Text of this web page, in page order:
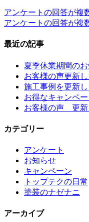
アンケートの回答が複
アンケートの回答が複
最近の記事
夏季休業期間の
お客様の声更新
施工事例を更新
お得なキャンペ
お客様の声 更新
カテゴリー
アンケート
お知らせ
キャンペーン
トップテクの日常
塗装のナゼナニ
アーカイブ